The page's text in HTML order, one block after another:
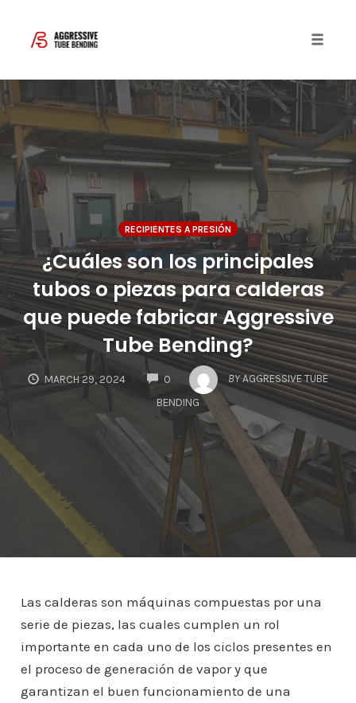
Skip
to
content
RECIPIENTES A PRESIÓN
¿Cuáles son los principales
tubos o piezas para calderas
que puede fabricar Aggressive
Tube Bending?
MARCH 29, 2024 0
COMMENTS
BY AGGRESSIVE TUBE
BENDING
Las calderas son máquinas compuestas por una
serie de piezas, las cuales cumplen un rol
importante en cada uno de los ciclos presentes en
el proceso de generación de vapor y que
garantizan el buen funcionamiento de una